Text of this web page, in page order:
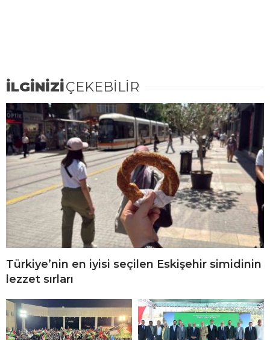
İLGİNİZİÇEKEBİLİR
Türkiye’nin en iyisi seçilen Eskişehir simidinin
lezzet sırları